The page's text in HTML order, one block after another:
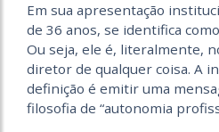
Em sua apresentação
de 36 anos, se identifica
Ou seja, ele é, literalmente,
diretor de qualquer coisa. A
definição é emitir uma
filosofia de “autonomia